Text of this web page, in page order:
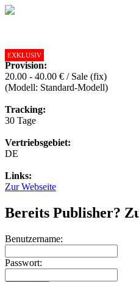
EXKLUSIV
Provision:
20.00 - 40.00 € / Sale (fix)
(Modell: Standard-Modell)
Tracking:
30 Tage
Vertriebsgebiet:
DE
Links:
Zur Webseite
Bereits Publisher?
Benutzername:
Passwort: